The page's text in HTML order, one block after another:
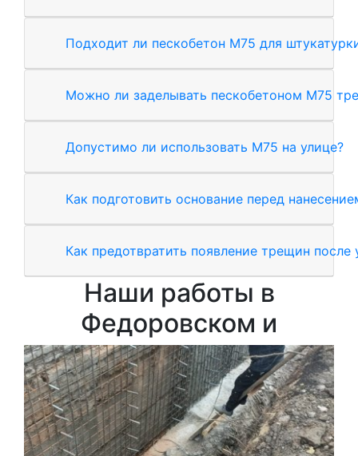
Подходит ли пескобетон М75 для
Можно ли заделывать пескобетоном М75
Допустимо ли использовать М75 на улице?
Как подготовить основание перед
Как предотвратить появление трещин после
Наши работы в
Федоровском и